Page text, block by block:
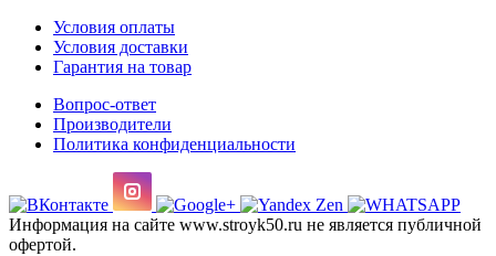
Условия оплаты
Условия доставки
Гарантия на товар
Вопрос-ответ
Производители
Политика конфиденциальности
Информация на сайте www.stroyk50.ru не является публичной
офертой.